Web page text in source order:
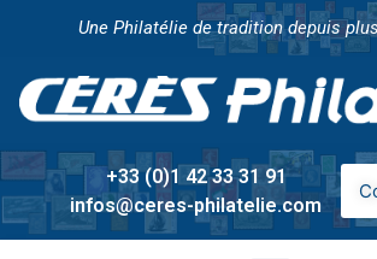
Une Philatélie de tradition depuis
+33 (0)1 42 33 31 91
infos@ceres-philatelie.com